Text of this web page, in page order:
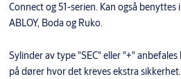
Connect og 51-serien. Kan også benyttes
ABLOY, Boda og Ruko.
Sylinder av type "SEC" eller "+"
på dører hvor det kreves ekstra